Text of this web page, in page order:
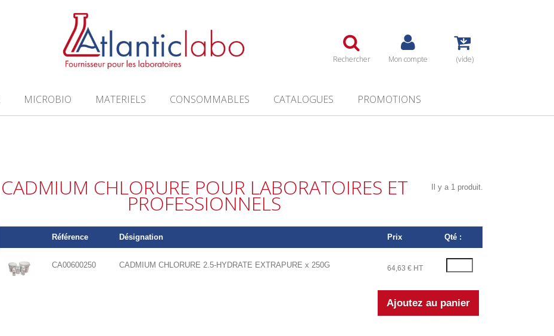
Rechercher Mon compte (vide)
MICROBIO MATERIELS CONSOMMABLES CATALOGUES PROMOTIONS
CADMIUM CHLORURE POUR LABORATOIRES ET
PROFESSIONNELS
Il y a 1 produit.
Référence Désignation Prix Qté :
CA00600250 CADMIUM CHLORURE 2.5-HYDRATE EXTRAPURE x 250G 64,63 € HT